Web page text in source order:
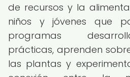
de recursos y la
niños y jóvenes que
programas
prácticas, aprenden
las plantas y